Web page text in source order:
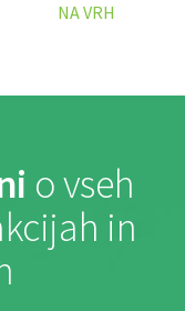
NA VRH
o vseh
in